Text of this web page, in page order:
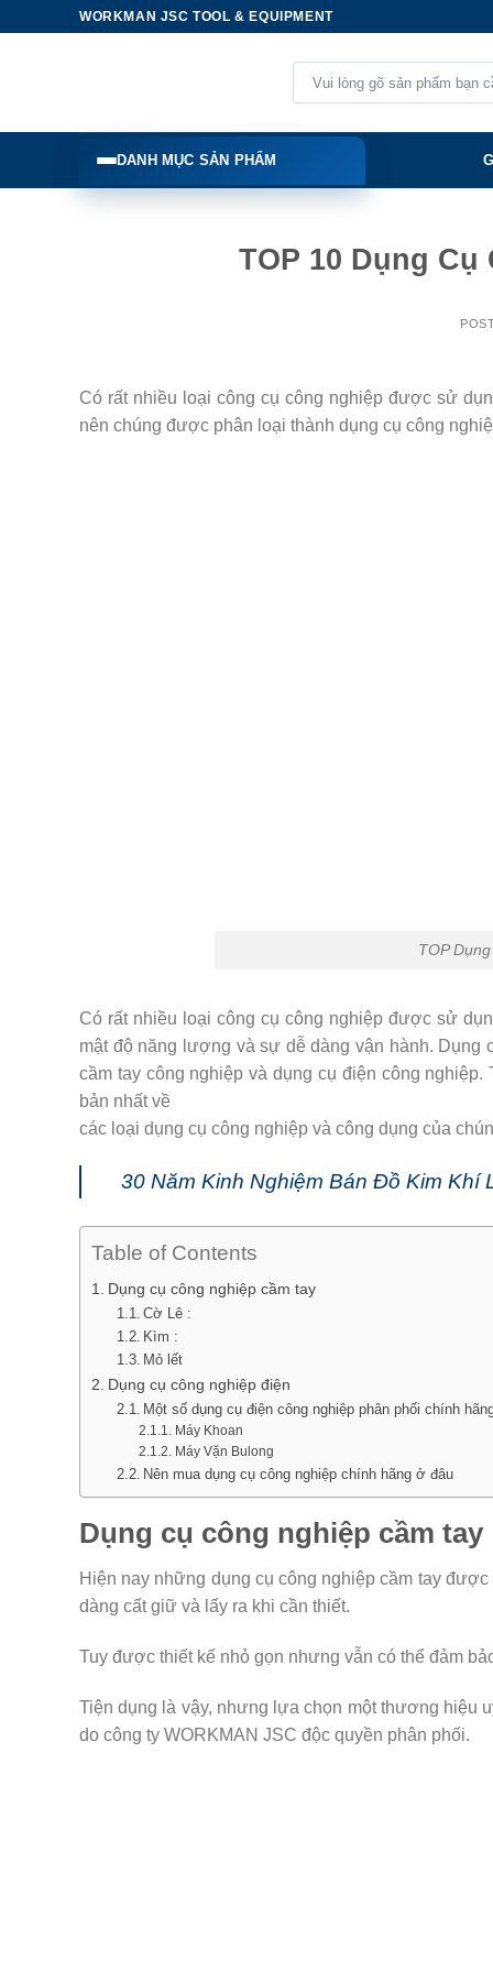
WORKMAN JSC TOOL & EQUIPMENT
kiếm:
DANH MỤC SẢN PHẨM
TOP 10 Dụng
Có rất nhiều loại công cụ công nghiệp được sử
nên chúng được phân loại thành dụng cụ công
TOP
Có rất nhiều loại công cụ công nghiệp được sử
mật độ năng lượng và sự dễ dàng vận hành.
cầm tay công nghiệp và dụng cụ điện công
bản nhất về
các loại dụng cụ công nghiệp và công dụng của
30 Năm Kinh Nghiệm Bán Đồ Kim Khí
Table of Contents
Dụng cụ công nghiệp cầm tay
Cờ Lê :
Kìm :
Mỏ lết
Dụng cụ công nghiệp điện
Một số dụng cụ điện công nghiệp phân phối chính
Máy Khoan
Máy Vặn Bulong
Nên mua dụng cụ công nghiệp chính hãng ở đâu
Dụng cụ công nghiệp cầm tay
Hiện nay những dụng cụ công nghiệp cầm tay
dàng cất giữ và lấy ra khi cần thiết.
Tuy được thiết kế nhỏ gọn nhưng vẫn có thể đảm
Tiện dụng là vậy, nhưng lựa chọn một thương hiệu
do công ty WORKMAN JSC độc quyền phân phối.